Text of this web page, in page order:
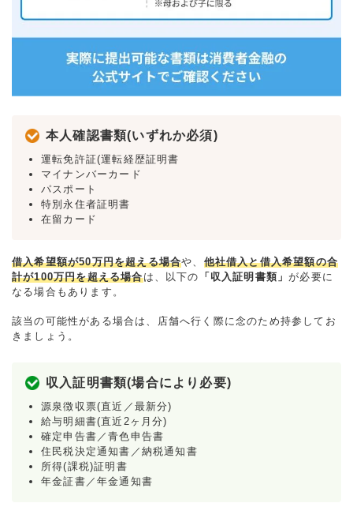
本人確認書類(いずれか必須)
運転免許証(運転経歴証明書
マイナンバーカード
パスポート
特別永住者証明書
在留カード
借入希望額が50万円を超える場合や、 他社借入と借入希望額の合
計が100万円を超える場合は、以下の 「収入証明書類」が必要に
なる場合もあります。
該当の可能性がある場合は、店舗へ行く際に念のため持参してお
きましょう。
収入証明書類(場合により必要)
源泉徴収票(直近／最新分)
給与明細書(直近2ヶ月分)
確定申告書／青色申告書
住民税決定通知書／納税通知書
所得(課税)証明書
年金証書／年金通知書